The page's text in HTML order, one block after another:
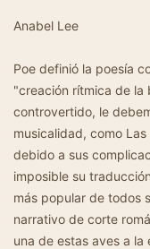
Anabel Lee
Poe definió la poesía
"creación rítmica de la
controvertido, le
musicalidad, como
debido a sus
imposible su
más popular de todos
narrativo de corte
una de estas aves a la